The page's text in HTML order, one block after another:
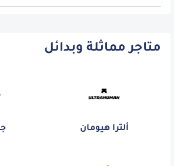
متاجر مماثلة وبدائل
ألترا هيومان